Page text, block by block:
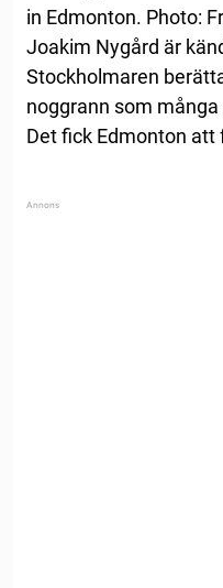
in Edmonton. Photo:
Joakim Nygård är
Stockholmaren
noggrann som
Det fick Edmonton